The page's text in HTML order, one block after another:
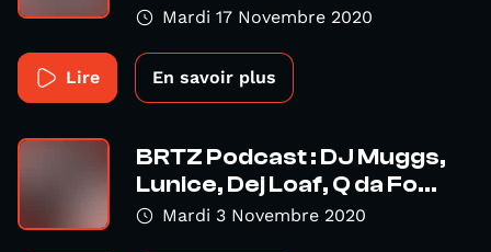
Mardi 17 Novembre 2020
Lire En savoir plus
BRTZ Podcast : DJ Muggs,
Lunice, Dej Loaf, Q da Fo...
Mardi 3 Novembre 2020